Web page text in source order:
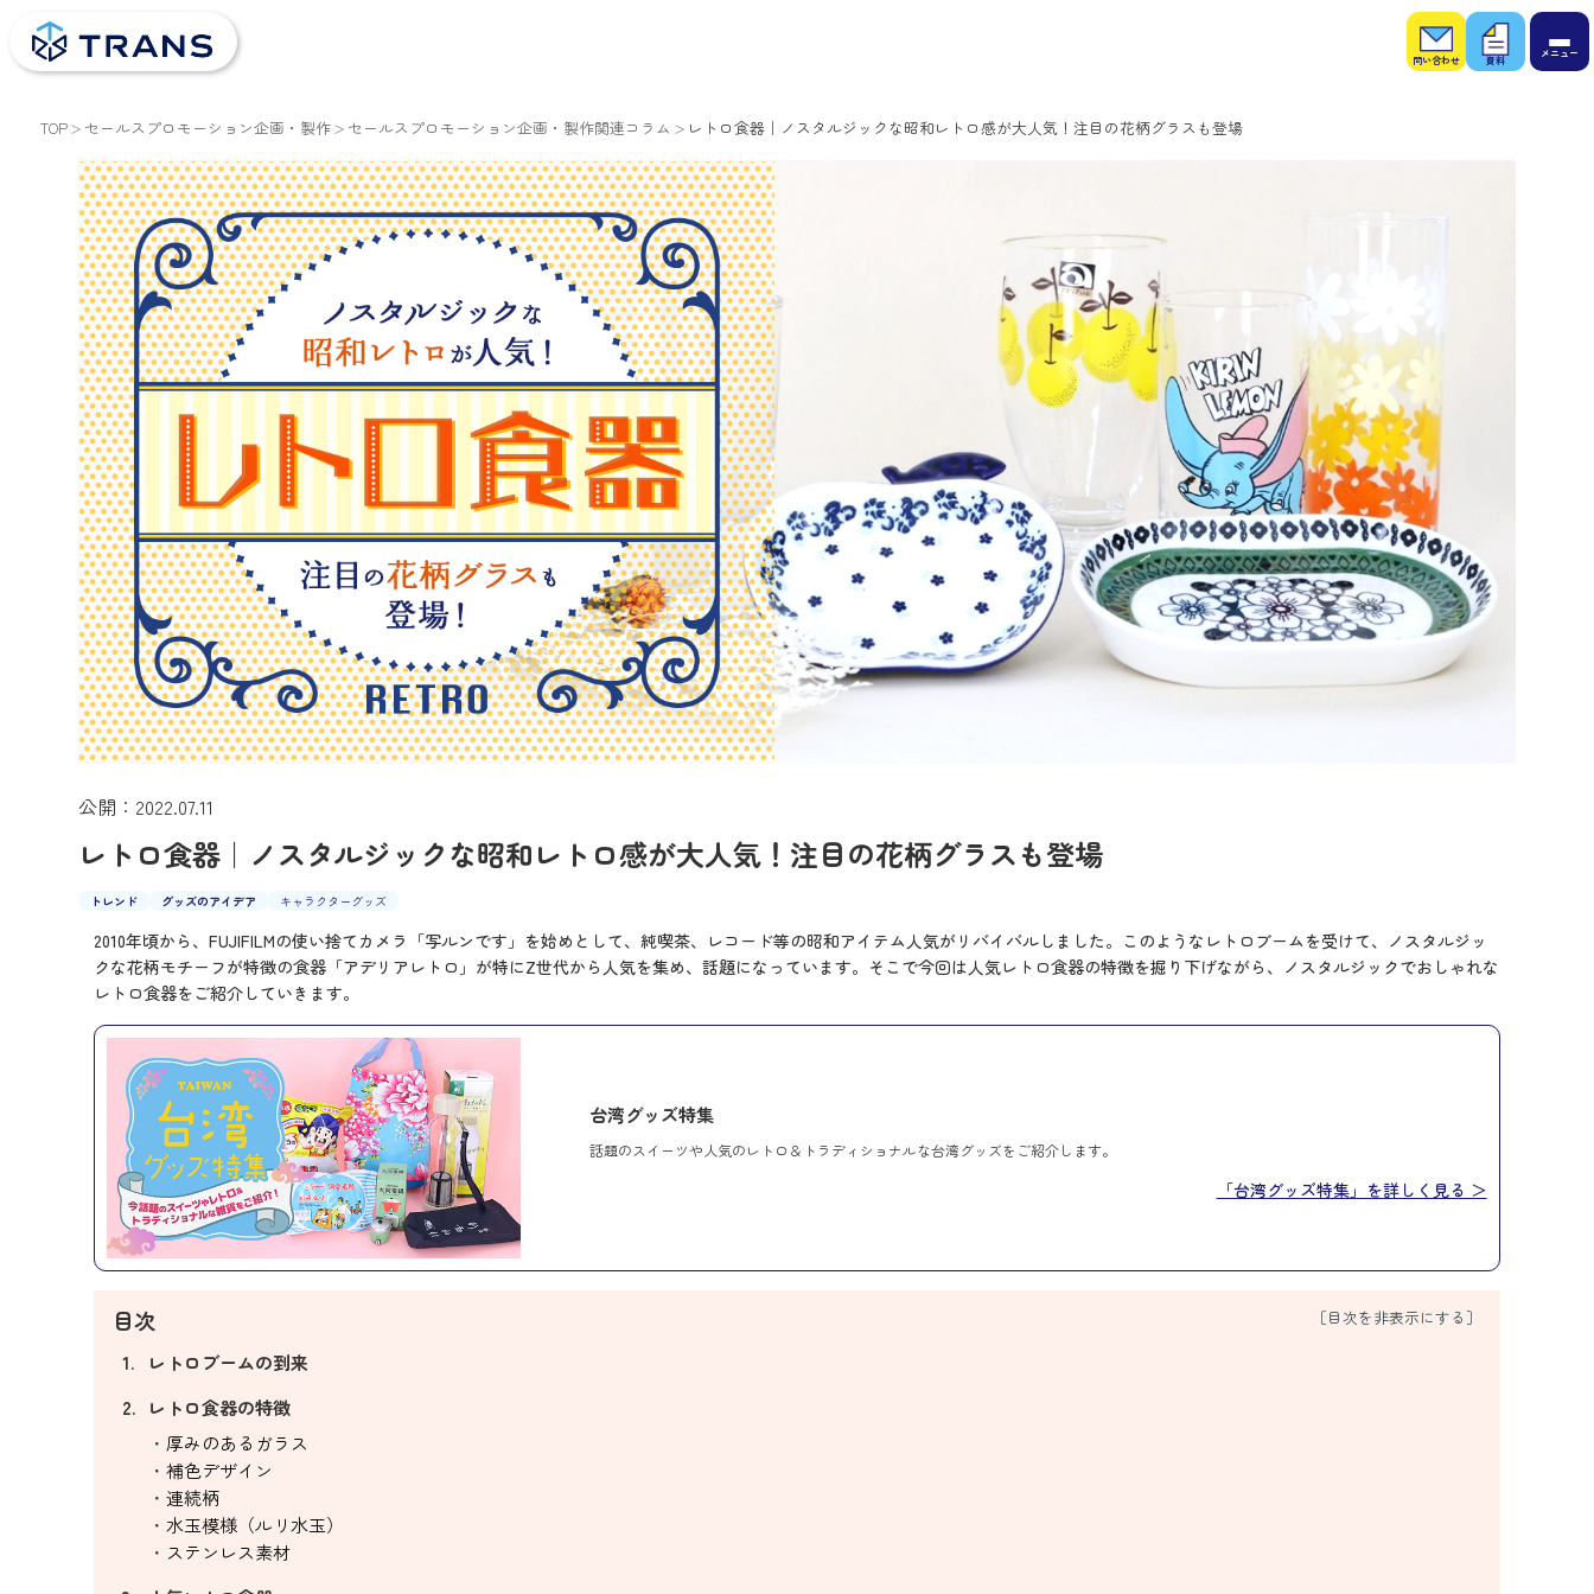
お問
い合
わせ
お役
立ち
資料
TOP セールスプロモーション企画・製作 セールスプロモーション企画・製作関連コラム レトロ食器｜ノスタルジックな昭和レトロ感が大人気！注目の花柄グラスも登場
公開：2022.07.11
レトロ食器｜ノスタルジックな昭和レトロ感が大人気！注目の花柄グラスも登場
トレンド グッズのアイデア キャラクターグッズ
2010年頃から、FUJIFILMの使い捨てカメラ「写ルンです」を始めとして、純喫茶、レコード等の昭和アイテム人気がリバイバルしました。このようなレトロブームを受けて、ノスタルジッ
クな花柄モチーフが特徴の食器「アデリアレトロ」が特にZ世代から人気を集め、話題になっています。そこで今回は人気レトロ食器の特徴を掘り下げながら、ノスタルジックでおしゃれな
レトロ食器をご紹介していきます。
台湾グッズ特集
話題のスイーツや人気のレトロ＆トラディショナルな台湾グッズをご紹介します。
「台湾グッズ特集」を詳しく見る ＞
目次
レトロブームの到来
レトロ食器の特徴
厚みのあるガラス
補色デザイン
連続柄
水玉模様（ルリ水玉）
ステンレス素材